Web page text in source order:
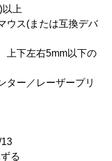
上
ス(または互換デバ
左右5mm以下の
／レーザープリ
る